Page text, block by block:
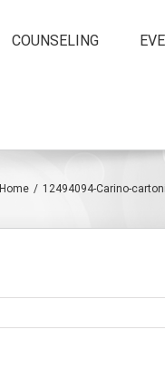
COUNSELING
Home / 12494094-Carino-